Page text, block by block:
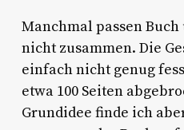
Manchmal passen
nicht zusammen. Die
einfach nicht genug
etwa 100 Seiten
Grundidee finde ich